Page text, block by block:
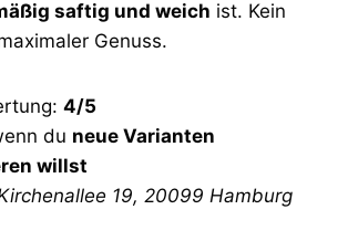
saftig und weich ist. Kein
Genuss.
4/5
du neue Varianten
willst
19, 20099 Hamburg